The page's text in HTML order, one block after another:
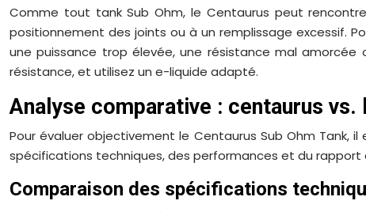
Comme tout tank Sub Ohm, le Centaurus peut
positionnement des joints ou à un remplissage excessif.
une puissance trop élevée, une résistance mal
résistance, et utilisez un e-liquide adapté.
Analyse comparative : centaurus vs.
Pour évaluer objectivement le Centaurus Sub Ohm
spécifications techniques, des performances et du rapport
Comparaison des spécifications